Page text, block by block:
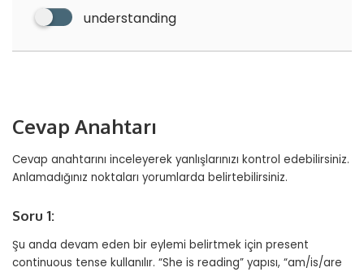
understanding
Cevap Anahtarı
Cevap anahtarını inceleyerek yanlışlarınızı kontrol edebilirsiniz.
Anlamadığınız noktaları yorumlarda belirtebilirsiniz.
Soru 1:
Şu anda devam eden bir eylemi belirtmek için present
continuous tense kullanılır. “She is reading” yapısı, “am/is/are